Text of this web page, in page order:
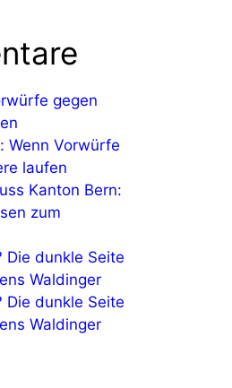
gegen
Wenn Vorwürfe
laufen
Kanton Bern:
zum
Die dunkle Seite
Waldinger
Die dunkle Seite
Waldinger